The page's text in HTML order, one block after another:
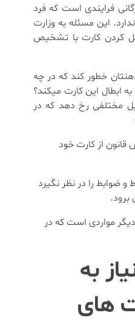
فرایندی است که فرد
این مسئله به وزارت
کردن کارت با تشخیص
خطور کند که در چه
ابطال این کارت میکند؟
مختلفی رخ دهد که در
از کارت خود
را در نظر نگیرد
برود.
مواردی است که در
به
های